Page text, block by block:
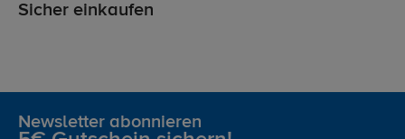
Sicher einkaufen
Newsletter abonnieren